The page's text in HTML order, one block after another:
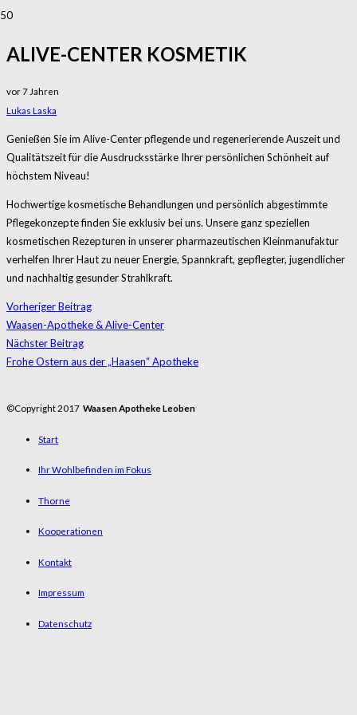
ALIVE-CENTER KOSMETIK
vor 7 Jahren
Lukas Laska
Genießen Sie im Alive-Center pflegende und regenerierende Auszeit und
Qualitätszeit für die Ausdrucksstärke Ihrer persönlichen Schönheit auf
höchstem Niveau!
Hochwertige kosmetische Behandlungen und persönlich abgestimmte
Pflegekonzepte finden Sie exklusiv bei uns. Unsere ganz speziellen
kosmetischen Rezepturen in unserer pharmazeutischen Kleinmanufaktur
verhelfen Ihrer Haut zu neuer Energie, Spannkraft, gepflegter, jugendlicher
und nachhaltig gesunder Strahlkraft.
Vorheriger Beitrag
Waasen-Apotheke & Alive-Center
Nächster Beitrag
Frohe Ostern aus der „Haasen“ Apotheke
©Copyright 2017 Waasen Apotheke Leoben
Start
Ihr Wohlbefinden im Fokus
Thorne
Kooperationen
Kontakt
Impressum
Datenschutz